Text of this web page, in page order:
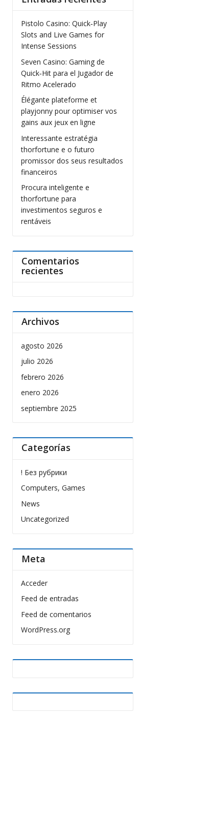
Pistolo Casino: Quick‑Play
Slots and Live Games for
Intense Sessions
Seven Casino: Gaming de
Quick‑Hit para el Jugador de
Ritmo Acelerado
Élégante plateforme et
playjonny pour optimiser vos
gains aux jeux en ligne
Interessante estratégia
thorfortune e o futuro
promissor dos seus resultados
financeiros
Procura inteligente e
thorfortune para
investimentos seguros e
rentáveis
Comentarios
recientes
Archivos
agosto 2026
julio 2026
febrero 2026
enero 2026
septiembre 2025
Categorías
! Без рубрики
Computers, Games
News
Uncategorized
Meta
Acceder
Feed de entradas
Feed de comentarios
WordPress.org